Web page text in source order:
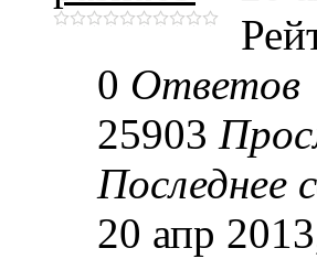
0 Ответов
25903
Последнее
20 апр